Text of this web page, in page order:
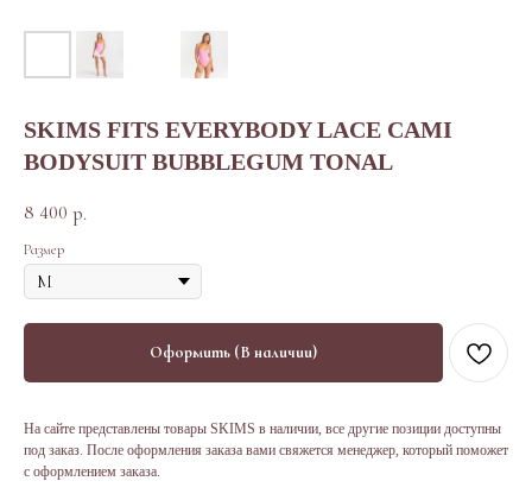
SKIMS FITS EVERYBODY LACE CAMI
BODYSUIT BUBBLEGUM TONAL
8 400 р.
Размер
Оформить (В наличии)
На сайте представлены товары SKIMS в наличии, все другие позиции доступны
под заказ. После оформления заказа вами свяжется менеджер, который поможет
с оформлением заказа.